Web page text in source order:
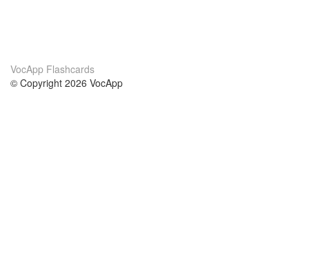
VocApp Flashcards
© Copyright 2026 VocApp